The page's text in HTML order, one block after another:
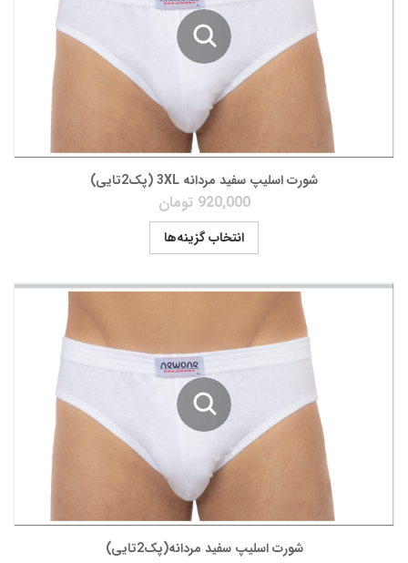
شورت اسلیپ سفید مردانه 3XL (پک2تایی)
920,000 تومان
انتخاب گزینه‌ها
شورت اسلیپ سفید مردانه(پک2تایی)